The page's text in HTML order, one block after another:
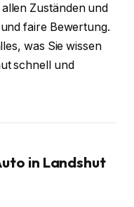
allen Zuständen und
faire Bewertung.
was Sie wissen
schnell und
in Landshut